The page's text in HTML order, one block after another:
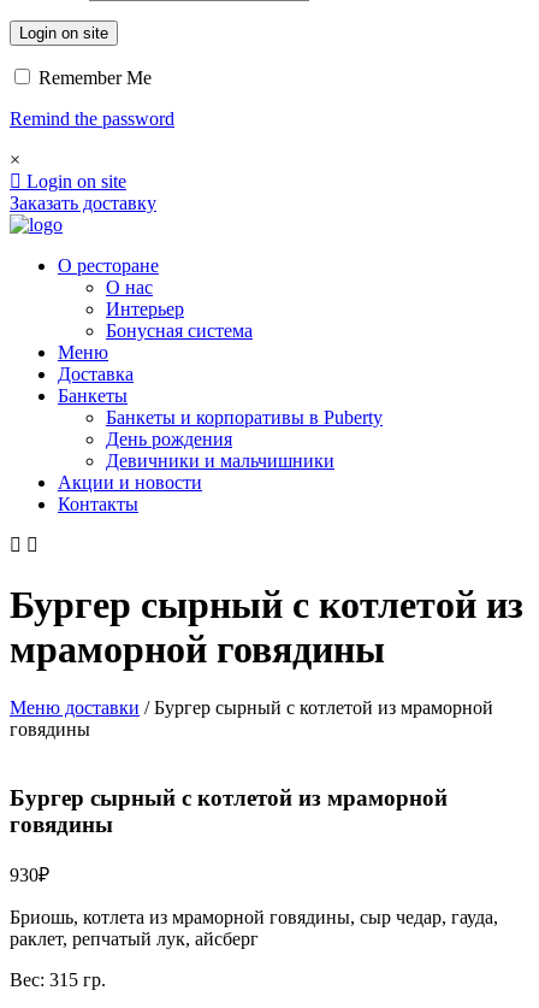
Login on site
Remember Me
Remind the password
×
Login on site
Заказать доставку
О ресторане
О нас
Интерьер
Бонусная система
Меню
Доставка
Банкеты
Банкеты и корпоративы в Puberty
День рождения
Девичники и мальчишники
Акции и новости
Контакты
Бургер сырный с котлетой из
мраморной говядины
Меню доставки /Бургер сырный с котлетой из мраморной
говядины
Бургер сырный с котлетой из мраморной
говядины
930₽
Бриошь, котлета из мраморной говядины, сыр чедар, гауда,
раклет, репчатый лук, айсберг
Вес: 315 гр.